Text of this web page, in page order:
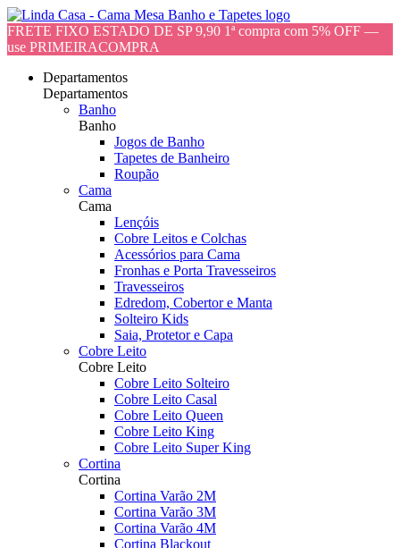
FRETE FIXO ESTADO DE SP 9,90 1ª compra com 5% OFF —
use PRIMEIRACOMPRA
Departamentos
Departamentos
Banho
Banho
Jogos de Banho
Tapetes de Banheiro
Roupão
Cama
Cama
Lençóis
Cobre Leitos e Colchas
Acessórios para Cama
Fronhas e Porta Travesseiros
Travesseiros
Edredom, Cobertor e Manta
Solteiro Kids
Saia, Protetor e Capa
Cobre Leito
Cobre Leito
Cobre Leito Solteiro
Cobre Leito Casal
Cobre Leito Queen
Cobre Leito King
Cobre Leito Super King
Cortina
Cortina
Cortina Varão 2M
Cortina Varão 3M
Cortina Varão 4M
Cortina Blackout